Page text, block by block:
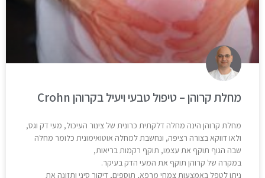
מחלת קרוהן – טיפול טבעי ויעיל בקרוהן Crohn
מחלת קרוהן הינה מחלה דלקתית כרונית של צינור העיכול, מעי דק וגס,
ולאו דווקא בצורה רציפה, ונחשבת למחלה אוטואימונית כלומר מחלה
שבה הגוף תוקף את עצמו, תוקף רקמות בריאות,
במקרה של קרוהן תוקף את המעי הדק בעיקר.
ניתן לטפל באמצעות צמחי מרפא, תוספים, דיקור סיני ותזונה את